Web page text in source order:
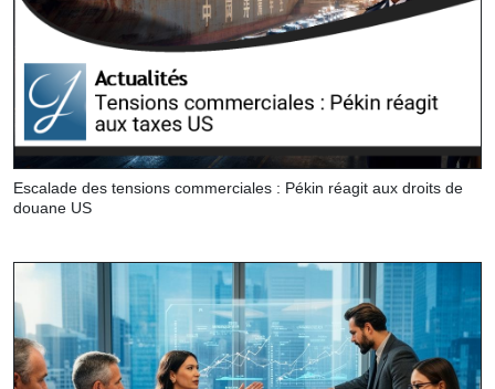
Escalade des tensions commerciales : Pékin réagit aux droits de
douane US